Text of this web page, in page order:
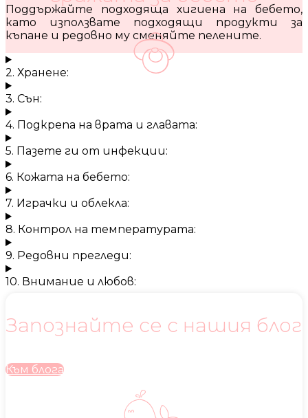
Поддържайте подходяща хигиена на бебето,
като използвате подходящи продукти за
къпане и редовно му сменяйте пелените.
2. Хранене:
3. Сън:
4. Подкрепа на врата и главата:
5. Пазете ги от инфекции:
6. Кожата на бебето:
7. Играчки и облекла:
8. Контрол на температурата:
9. Редовни прегледи:
10. Внимание и любов:
Запознайте се с нашия блог
Към блога